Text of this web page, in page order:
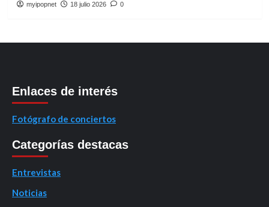
myipopnet 18 julio 2026 0
Enlaces de interés
Fotógrafo de conciertos
Categorías destacas
Entrevistas
Noticias